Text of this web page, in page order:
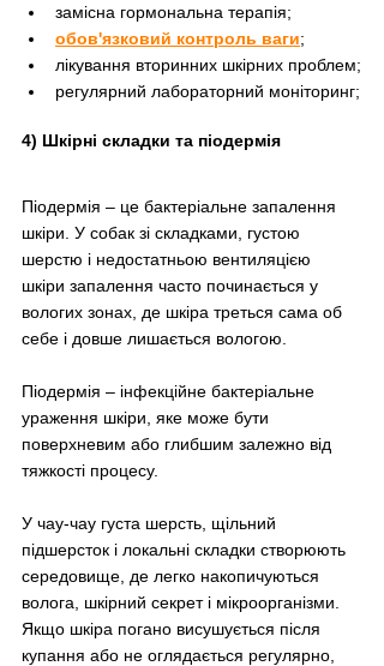
замісна гормональна терапія;
обов'язковий контроль ваги;
лікування вторинних шкірних проблем;
регулярний лабораторний моніторинг;
4) Шкірні складки та піодермія
Піодермія – це бактеріальне запалення
шкіри. У собак зі складками, густою
шерстю і недостатньою вентиляцією
шкіри запалення часто починається у
вологих зонах, де шкіра треться сама об
себе і довше лишається вологою.
Піодермія – інфекційне бактеріальне
ураження шкіри, яке може бути
поверхневим або глибшим залежно від
тяжкості процесу.
У чау-чау густа шерсть, щільний
підшерсток і локальні складки створюють
середовище, де легко накопичуються
волога, шкірний секрет і мікроорганізми.
Якщо шкіра погано висушується після
купання або не оглядається регулярно,